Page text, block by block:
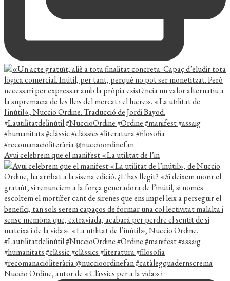
Avui celebrem que el manifest «La utilitat de l’in
Nuccio Ordine, autor de «Clàssics per a la vida» i